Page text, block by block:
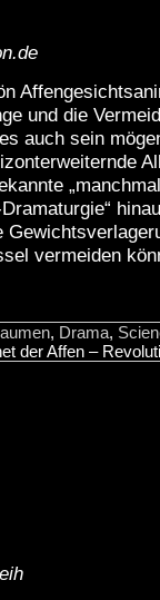
und die
auch sein
vermeiden
, Drama,
der Affen –